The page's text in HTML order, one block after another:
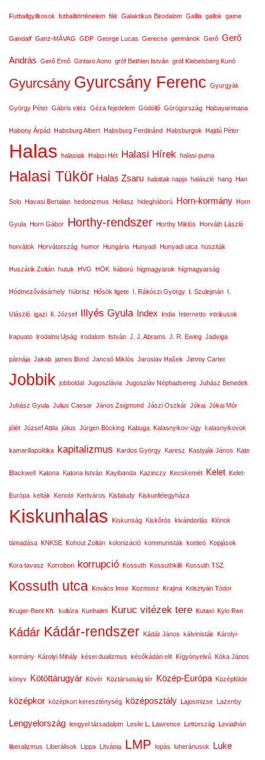
Futballgyilkosok futballtörténelem fák Galaktikus Birodalom Gallia gallok game
Gandalf Ganz-MÁVAG GDP George Lucas Gerecse germánok Gerő Gerő
András Gerő Ernő Gintaro Aono gróf Bethlen István gróf Klebelsberg Kunó
Gyurcsány Gyurcsány Ferenc Gyurgyák
György Péter Gábris vitéz Géza fejedelem Gödöllő Görögország Habayarimana
Habony Árpád Habsburg Albert Habsburg Ferdinánd Habsburgok Hajdú Péter
Halas halasiak Halasi Hét Halasi Hírek halasi puma
Halasi Tükör Halas Zsaru halottak napja halászlé hang Han
Solo Havasi Bertalan hedonizmus Hellasz hidegháború Horn-kormány Horn
Gyula Horn Gábor Horthy-rendszer Horthy Miklós Horváth László
horvátok Horvátország humor Hungária Hunyadi Hunyadi utca husziták
Huszárik Zoltán hutuk HVG HÖK háború hígmagyarok hígmagyarság
Hódmezővásárhely hübrisz Hősök ligete I. Rákóczi György I. Szulejmán I.
Ulászló igazi II. József Illyés Gyula Index India Internetto intrikusok
Irapuato Irodalmi Ujság irodalom István J. J. Abrams J. R. Ewing Jadviga
párnája Jakab james Bond Jancsó Miklós Jaroslav Hašek Jimmy Carter
Jobbik jobboldal Jugoszlávia Jugoszláv Néphadsereg Juhász Benedek
Juhász Gyula Julius Caesar János Zsigmond Jászi Oszkár Jókai Jókai Mór
jólét József Attila július Jürgen Böcking Kabuga Kalasnyikov-ügy kalasnyikovok
kamarillapolitika kapitalizmus Kardos György Karesz Kastyják János Kate
Blackwell Katona Katona István Kayibanda Kazinczy Kecskemét Kelet Kelet-
Európa kelták Kenobi Kertváros Kisfaludy Kiskunfélegyháza
Kiskunhalas Kiskunság Kiskőrös kivándorlás Klónok
támadása KNKSE Kohout Zoltán kolonizáció kommunisták konteó Kopjások
Kora tavasz Korrobori korrupció Kossuth Kossuthkifli Kossuth TSZ
Kossuth utca Kovács Imre Kozmosz Krajina Krisztyán Tódor
Kruger-Bent Kft. kultúra Kunhalmi Kuruc vitézek tere Kutasi Kylo Ren
Kádár Kádár-rendszer Kádár János kálvinisták Károlyi-
kormány Károlyi Mihály kései dualizmus későkádári elit Kígyónyelvű Kóka János
könyv Kötöttárugyár Kövér Köztársaság tér Közép-Európa Középfölde
középkor középkori kereszténység középosztály Lajosmizse Lazenby
Lengyelország lengyel társadalom Leslie L. Lawrence Lettország Leviathán
liberalizmus Liberálisok Lippa Litvánia LMP lopás luheránusok Luke